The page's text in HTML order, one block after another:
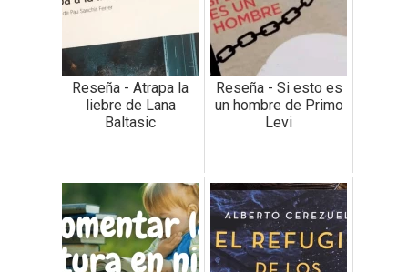
Reseña - Atrapa la
liebre de Lana
Baltasic
Reseña - Si esto es
un hombre de Primo
Levi